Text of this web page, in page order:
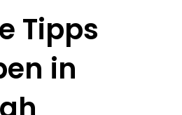
Tipps
in